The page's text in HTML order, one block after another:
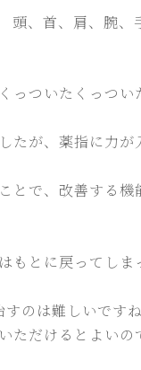
頭、首、肩、腕
っついたくっつい
たが、薬指に力が
とで、改善する機
もとに戻ってしま
のは難しいですね
ただけるとよいの